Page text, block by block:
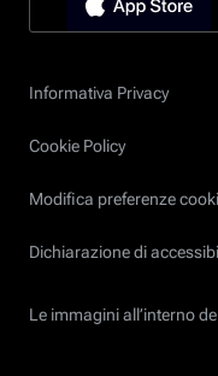
Informativa Privacy
Cookie Policy
Modifica preferenze
Dichiarazione di
Le immagini all’interno